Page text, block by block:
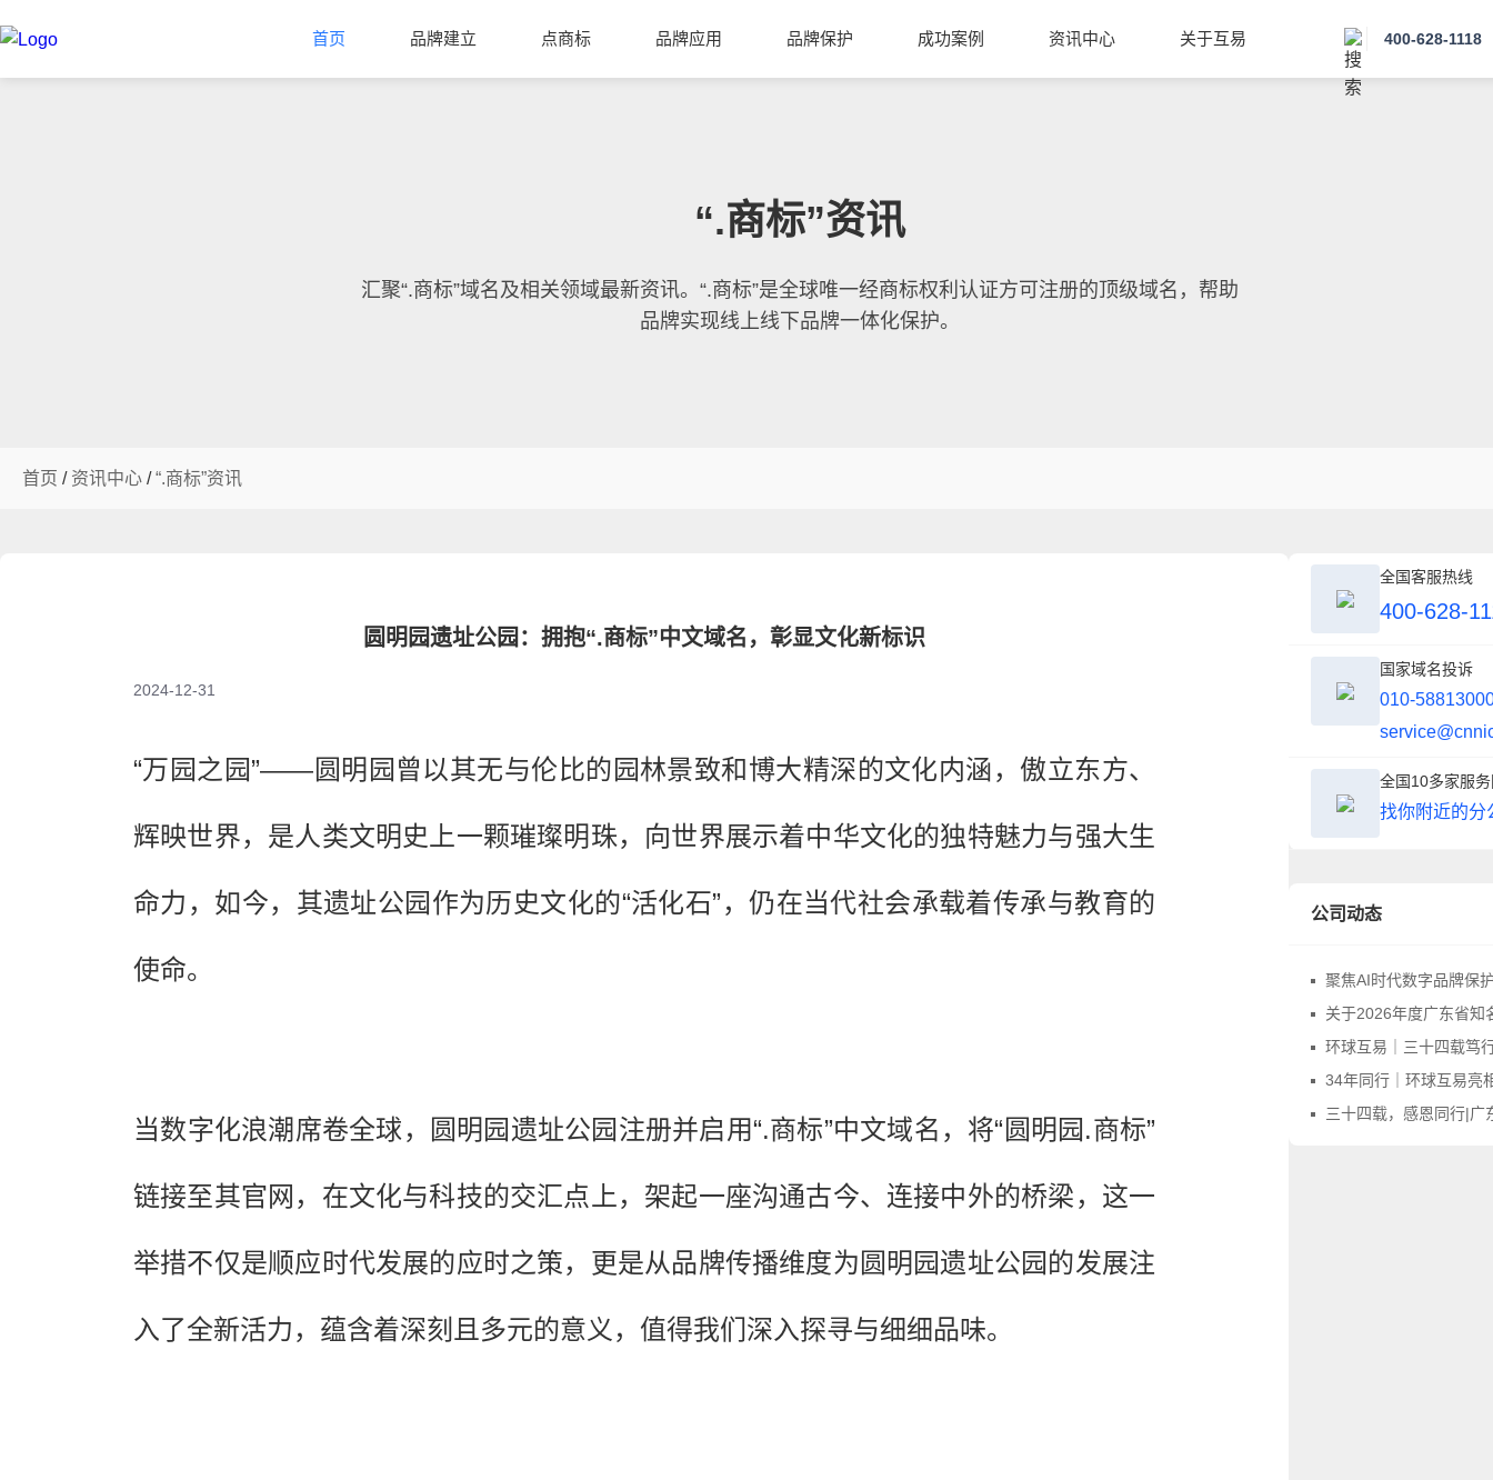
首页 品牌建立 点商标 品牌应用 品牌保护 成功案例 资讯中心 关于互易 400-628-1118
“.商标”资讯
汇聚“.商标”域名及相关领域最新资讯。“.商标”是全球唯一经商标权利认证方可注册的顶级域名，帮助
品牌实现线上线下品牌一体化保护。
首页 / 资讯中心 /“.商标”资讯
圆明园遗址公园：拥抱“.商标”中文域名，彰显文化新标识
2024-12-31
“万园之园”——圆明园曾以其无与伦比的园林景致和博大精深的文化内涵，傲立东方、
辉映世界，是人类文明史上一颗璀璨明珠，向世界展示着中华文化的独特魅力与强大生
命力，如今，其遗址公园作为历史文化的“活化石”，仍在当代社会承载着传承与教育的
使命。
当数字化浪潮席卷全球，圆明园遗址公园注册并启用“.商标”中文域名，将“圆明园.商标”
链接至其官网，在文化与科技的交汇点上，架起一座沟通古今、连接中外的桥梁，这一
举措不仅是顺应时代发展的应时之策，更是从品牌传播维度为圆明园遗址公园的发展注
入了全新活力，蕴含着深刻且多元的意义，值得我们深入探寻与细细品味。
全国客服热线
400-628-
国家域名投诉
010-
全国10多家服
找你附近的分
公司动态
聚焦AI时代数字品牌保护，中华商标协会商标品牌域名与网
关于2026年度广东省知名字号评价申报
环球互易｜三十四载笃行不怠，感
34年同行｜环球互易亮相第四届广东商标品牌年会，
三十四载，感恩同行|广东商标协会向环